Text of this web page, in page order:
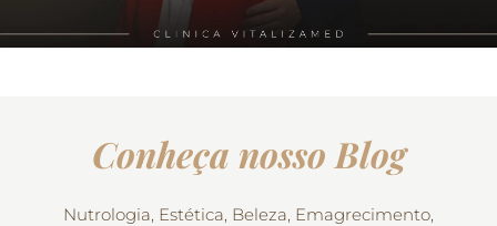
Conheça nosso Blog
Nutrologia, Estética, Beleza, Emagrecimento,